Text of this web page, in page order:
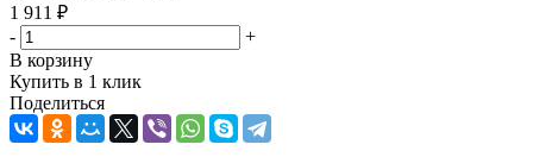
1 911 ₽
-
+
В корзину
Купить в 1 клик
Поделиться